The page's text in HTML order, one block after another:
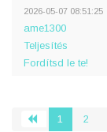
2026-05-07 08:51:25
ame1300
Teljesítés
Fordítsd le te!
‹ 1 2